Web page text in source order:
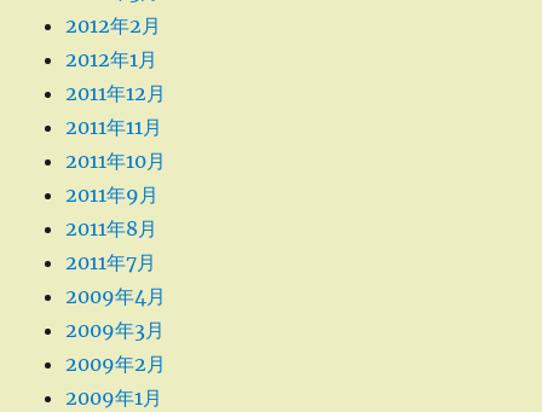
2012年2月
2012年1月
2011年12月
2011年11月
2011年10月
2011年9月
2011年8月
2011年7月
2009年4月
2009年3月
2009年2月
2009年1月